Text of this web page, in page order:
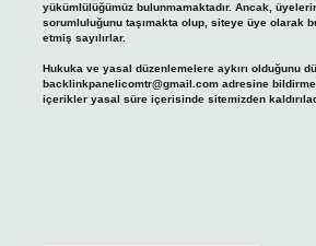
yükümlülüğümüz bulunmamaktadır. Ancak,
sorumluluğunu taşımakta olup, siteye üye olarak
etmiş sayılırlar.
Hukuka ve yasal düzenlemelere aykırı olduğunu
backlinkpanelicomtr@gmail.comadresine
içerikler yasal süre içerisinde sitemizden